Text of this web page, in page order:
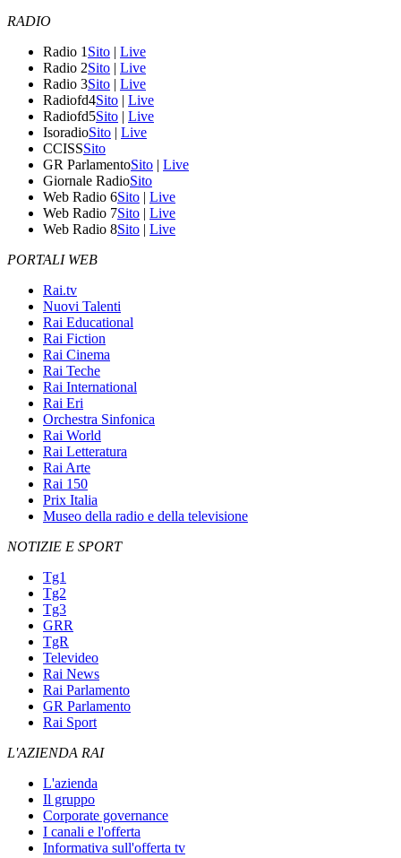
RADIO
Radio 1 Sito | Live
Radio 2Sito | Live
Radio 3Sito | Live
Radiofd4Sito | Live
Radiofd5Sito | Live
IsoradioSito | Live
CCISSSito
GR ParlamentoSito | Live
Giornale RadioSito
Web Radio 6Sito | Live
Web Radio 7Sito | Live
Web Radio 8Sito | Live
PORTALI WEB
Rai.tv
Nuovi Talenti
Rai Educational
Rai Fiction
Rai Cinema
Rai Teche
Rai International
Rai Eri
Orchestra Sinfonica
Rai World
Rai Letteratura
Rai Arte
Rai 150
Prix Italia
Museo della radio e della televisione
NOTIZIE E SPORT
Tg1
Tg2
Tg3
GRR
TgR
Televideo
Rai News
Rai Parlamento
GR Parlamento
Rai Sport
L'AZIENDA RAI
L'azienda
Il gruppo
Corporate governance
I canali e l'offerta
Informativa sull'offerta tv